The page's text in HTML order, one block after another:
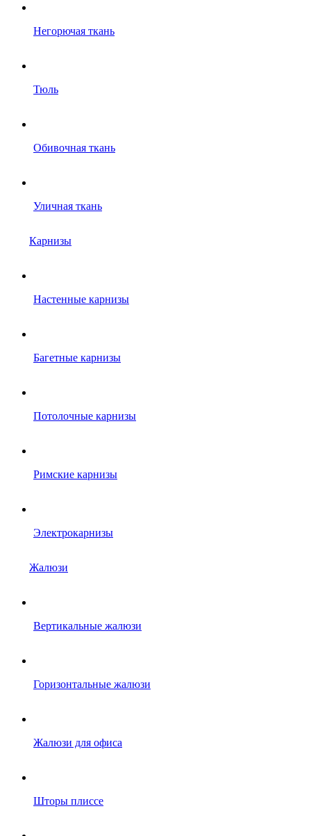
Негорючая ткань
Тюль
Обивочная ткань
Уличная ткань
Карнизы
Настенные карнизы
Багетные карнизы
Потолочные карнизы
Римские карнизы
Электрокарнизы
Жалюзи
Вертикальные жалюзи
Горизонтальные жалюзи
Жалюзи для офиса
Шторы плиссе